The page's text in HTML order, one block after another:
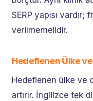
SERP yapısı
verilmemelidir.
Hedeflenen Ülke ve
Hedeflenen ülke ve
artırır. İngilizce tek